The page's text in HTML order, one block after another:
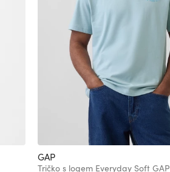
GAP
Tričko s logem Everyday Soft GAP